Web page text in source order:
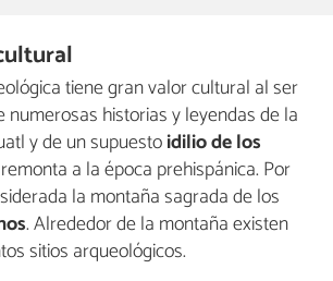
tiene gran valor cultural al ser
numerosas historias y leyendas de la
y de un supuestoidilio de los
a la época prehispánica. Por
la montaña sagrada de los
. Alrededor de la montaña existen
sitios arqueológicos.